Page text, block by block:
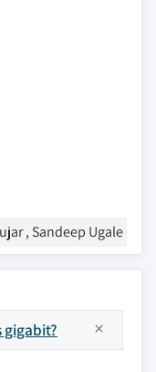
, Sandeep Ugale